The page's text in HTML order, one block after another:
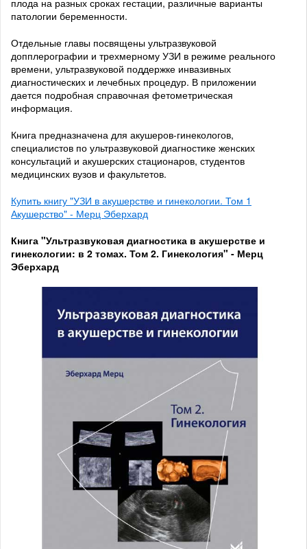
плода на разных сроках гестации, различные варианты
патологии беременности.
Отдельные главы посвящены ультразвуковой
допплерографии и трехмерному УЗИ в режиме реального
времени, ультразвуковой поддержке инвазивных
диагностических и лечебных процедур. В приложении
дается подробная справочная фетометрическая
информация.
Книга предназначена для акушеров-гинекологов,
специалистов по ультразвуковой диагностике женских
консультаций и акушерских стационаров, студентов
медицинских вузов и факультетов.
Купить книгу "УЗИ в акушерстве и гинекологии. Том 1
Акушерство" - Мерц Эберхард
Книга "Ультразвуковая диагностика в акушерстве и
гинекологии: в 2 томах. Том 2. Гинекология" - Мерц
Эберхард